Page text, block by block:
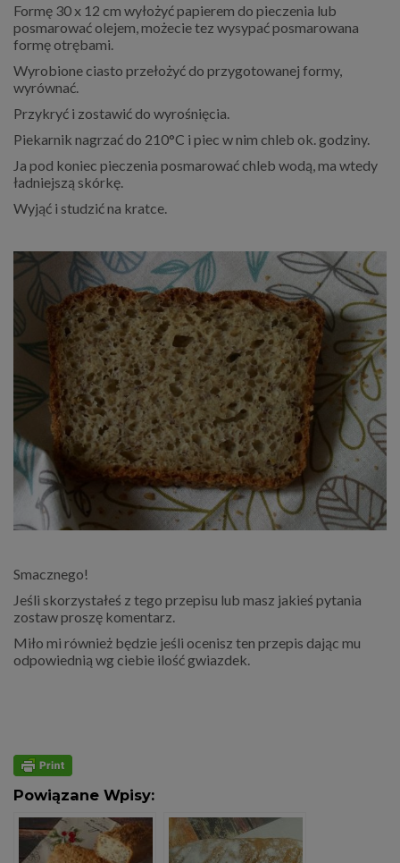
Formę 30 x 12 cm wyłożyć papierem do pieczenia lub
posmarować olejem, możecie tez wysypać posmarowana
formę otrębami.
Wyrobione ciasto przełożyć do przygotowanej formy,
wyrównać.
Przykryć i zostawić do wyrośnięcia.
Piekarnik nagrzać do 210°C i piec w nim chleb ok. godziny.
Ja pod koniec pieczenia posmarować chleb wodą, ma wtedy
ładniejszą skórkę.
Wyjąć i studzić na kratce.
Smacznego!
Jeśli skorzystałeś z tego przepisu lub masz jakieś pytania
zostaw proszę komentarz.
Miło mi również będzie jeśli ocenisz ten przepis dając mu
odpowiednią wg ciebie ilość gwiazdek.
Powiązane Wpisy: